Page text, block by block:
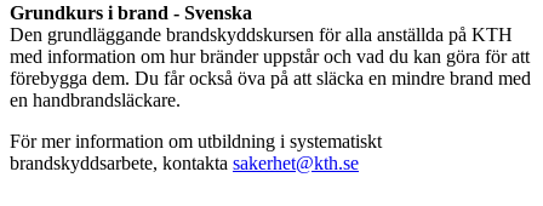
Grundkurs i brand - Svenska
Den grundläggande brandskyddskursen för alla anställda på KTH
med information om hur bränder uppstår och vad du kan göra för att
förebygga dem. Du får också öva på att släcka en mindre brand med
en handbrandsläckare.
För mer information om utbildning i systematiskt
brandskyddsarbete, kontakta sakerhet@kth.se